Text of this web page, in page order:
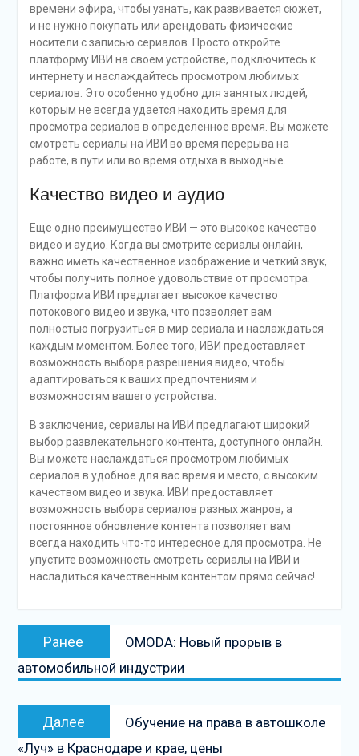
времени эфира, чтобы узнать, как развивается сюжет,
и не нужно покупать или арендовать физические
носители с записью сериалов. Просто откройте
платформу ИВИ на своем устройстве, подключитесь к
интернету и наслаждайтесь просмотром любимых
сериалов. Это особенно удобно для занятых людей,
которым не всегда удается находить время для
просмотра сериалов в определенное время. Вы можете
смотреть сериалы на ИВИ во время перерыва на
работе, в пути или во время отдыха в выходные.
Качество видео и аудио
Еще одно преимущество ИВИ — это высокое качество
видео и аудио. Когда вы смотрите сериалы онлайн,
важно иметь качественное изображение и четкий звук,
чтобы получить полное удовольствие от просмотра.
Платформа ИВИ предлагает высокое качество
потокового видео и звука, что позволяет вам
полностью погрузиться в мир сериала и наслаждаться
каждым моментом. Более того, ИВИ предоставляет
возможность выбора разрешения видео, чтобы
адаптироваться к ваших предпочтениям и
возможностям вашего устройства.
В заключение, сериалы на ИВИ предлагают широкий
выбор развлекательного контента, доступного онлайн.
Вы можете наслаждаться просмотром любимых
сериалов в удобное для вас время и место, с высоким
качеством видео и звука. ИВИ предоставляет
возможность выбора сериалов разных жанров, а
постоянное обновление контента позволяет вам
всегда находить что-то интересное для просмотра. Не
упустите возможность смотреть сериалы на ИВИ и
насладиться качественным контентом прямо сейчас!
Навигация
записям
Ранее
Предыдущая
запись:
OMODA: Новый прорыв в
автомобильной индустрии
Далее
Следующая
запись
Обучение на права в автошколе
«Луч» в Краснодаре и крае, цены